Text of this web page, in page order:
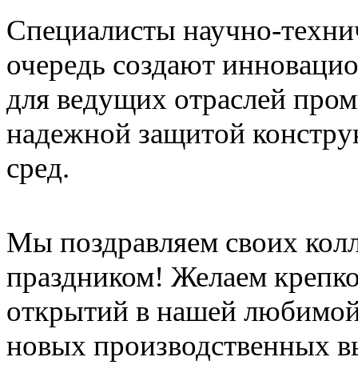
Специалисты научно-
очередь создают
для ведущих отраслей
надежной защитой
сред.
Мы поздравляем своих
праздником! Желаем
открытий в нашей
новых производственных